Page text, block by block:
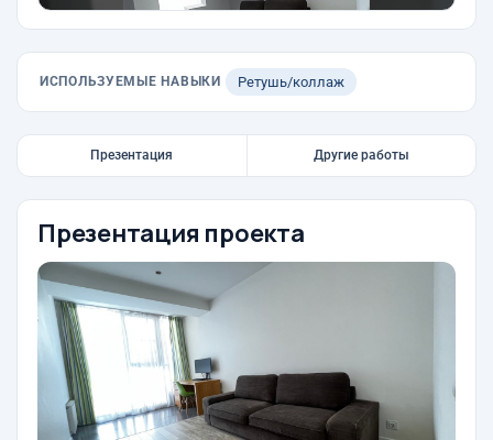
ИСПОЛЬЗУЕМЫЕ НАВЫКИ Ретушь/коллаж
Презентация Другие работы
Презентация проекта